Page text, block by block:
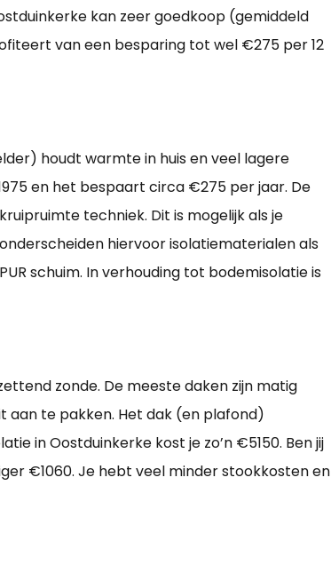
kan zeer goedkoop (gemiddeld
van een besparing tot wel €275 per 12
houdt warmte in huis en veel lagere
en het bespaart circa €275 per jaar. De
techniek. Dit is mogelijk als je
hiervoor isolatiematerialen als
schuim. In verhouding tot bodemisolatie is
zonde. De meeste daken zijn matig
aan te pakken. Het dak (en plafond)
in Oostduinkerke kost je zo’n €5150. Ben jij
€1060. Je hebt veel minder stookkosten en